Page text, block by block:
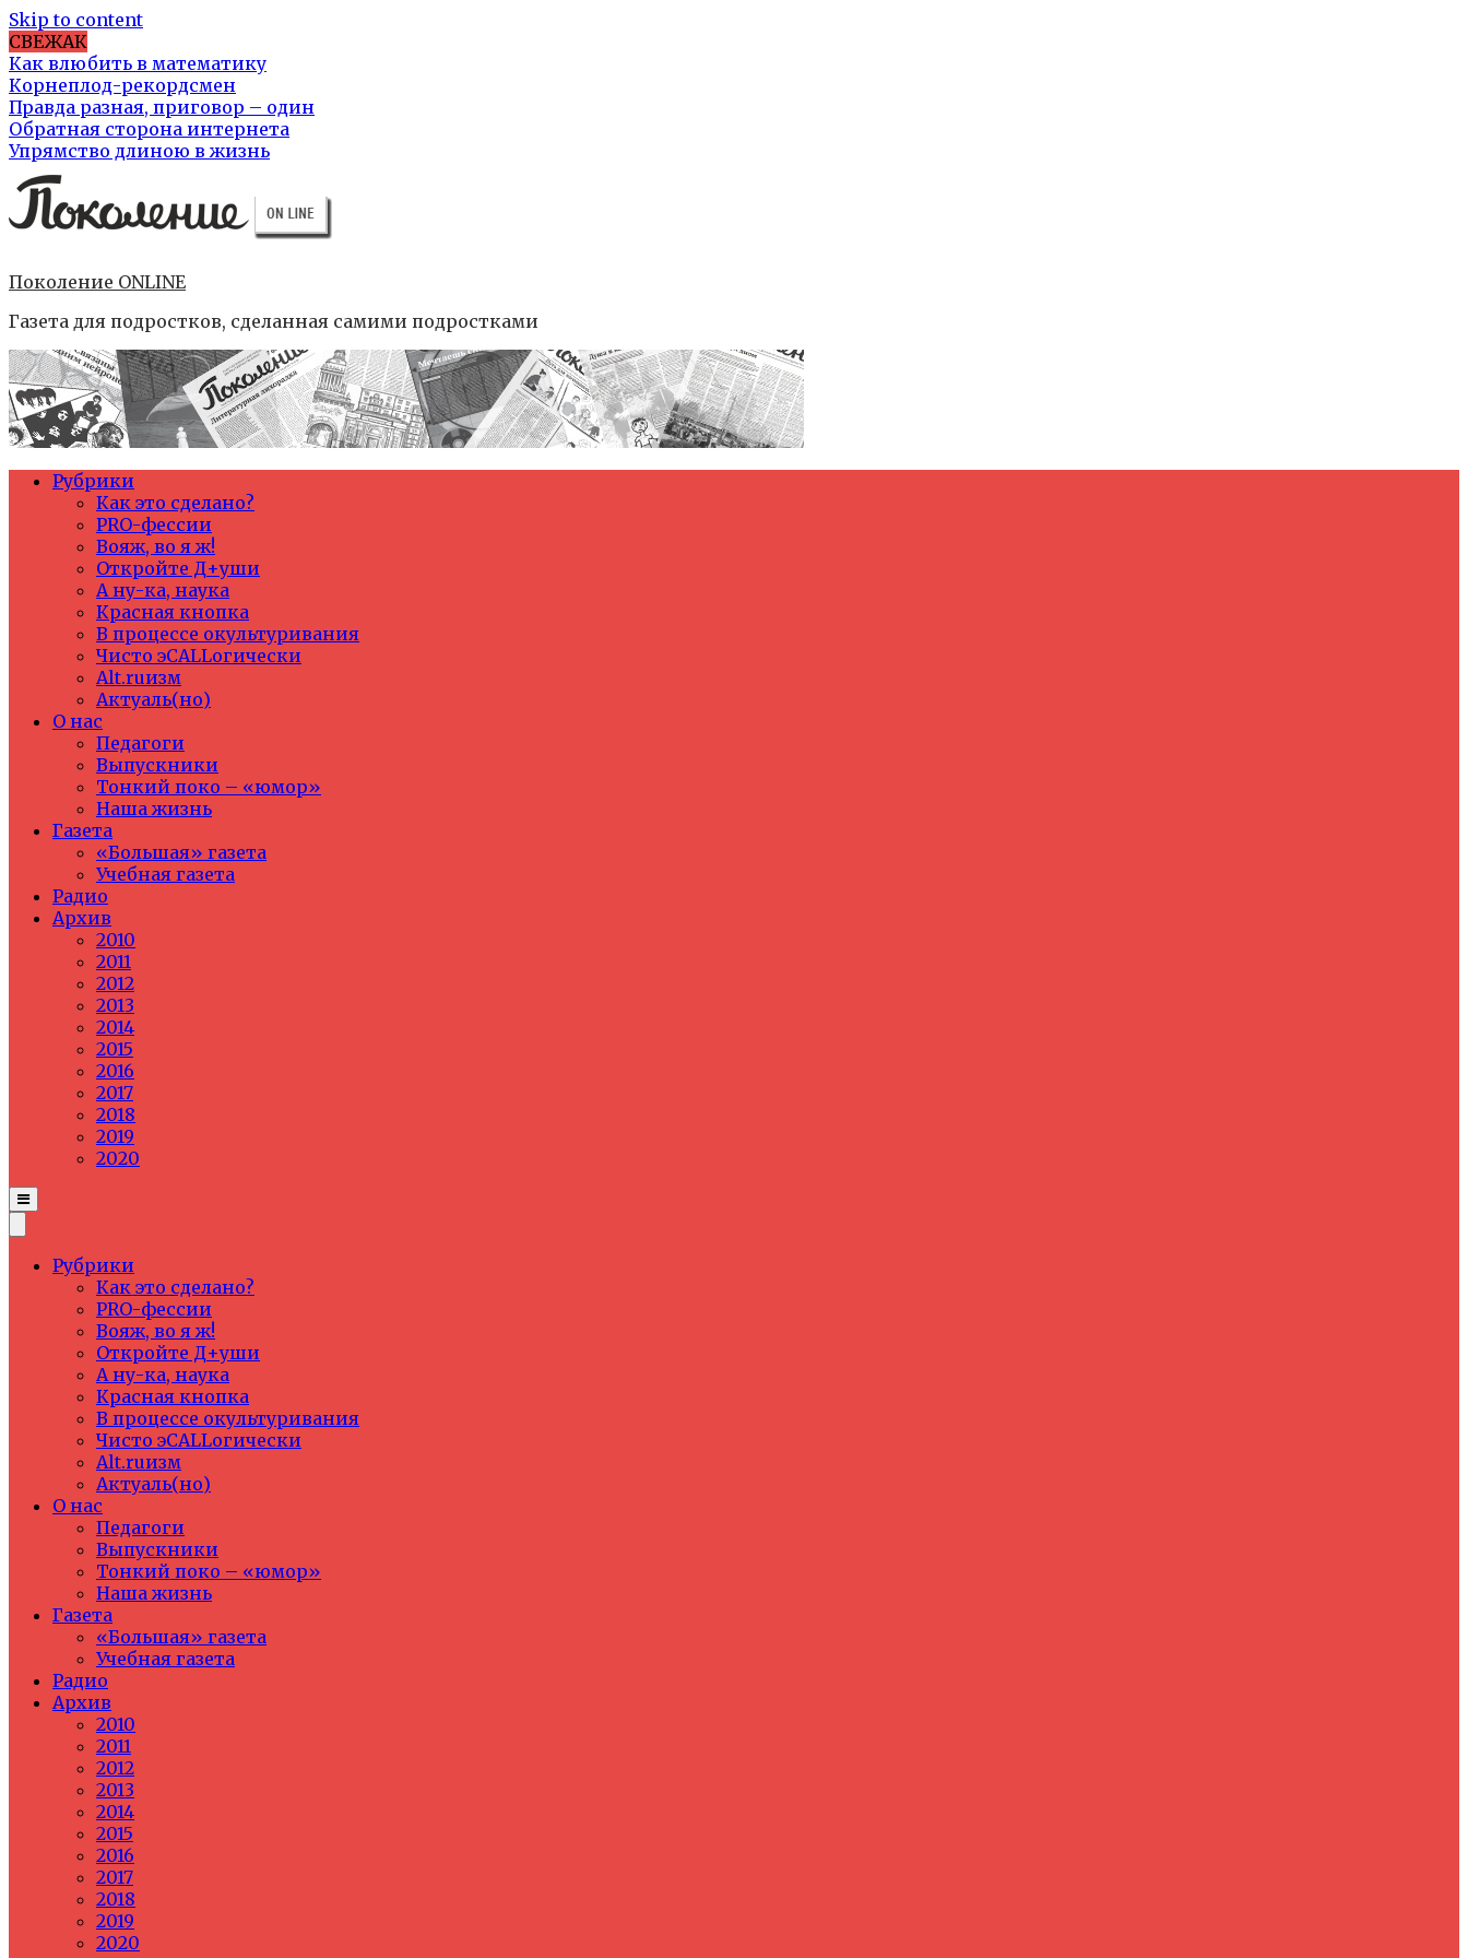
Skip to content
СВЕЖАК
Как влюбить в математику
Корнеплод-рекордсмен
Правда разная, приговор – один
Обратная сторона интернета
Упрямство длиною в жизнь
Поколение ONLINE
Газета для подростков, сделанная самими подростками
Рубрики
Как это сделано?
PRO-фессии
Вояж, во я ж!
Откройте Д+уши
А ну-ка, наука
Красная кнопка
В процессе окультуривания
Чисто эCALLогически
Alt.ruизм
Актуаль(но)
О нас
Педагоги
Выпускники
Тонкий поко – «юмор»
Наша жизнь
Газета
«Большая» газета
Учебная газета
Радио
Архив
2010
2011
2012
2013
2014
2015
2016
2017
2018
2019
2020
Рубрики
Как это сделано?
PRO-фессии
Вояж, во я ж!
Откройте Д+уши
А ну-ка, наука
Красная кнопка
В процессе окультуривания
Чисто эCALLогически
Alt.ruизм
Актуаль(но)
О нас
Педагоги
Выпускники
Тонкий поко – «юмор»
Наша жизнь
Газета
«Большая» газета
Учебная газета
Радио
Архив
2010
2011
2012
2013
2014
2015
2016
2017
2018
2019
2020